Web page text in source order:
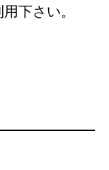
下さい。